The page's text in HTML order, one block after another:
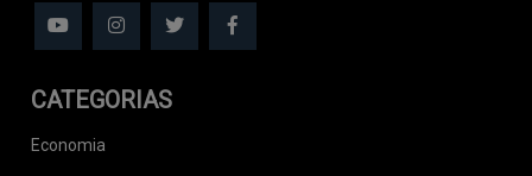
CATEGORIAS
Economia